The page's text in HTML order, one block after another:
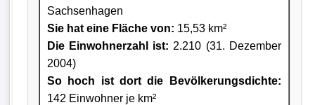
Sachsenhagen
Sie hat eine Fläche von: 15,53 km²
Die Einwohnerzahl ist: 2.210 (31. Dezember
2004)
So hoch ist dort die Bevölkerungsdichte:
142 Einwohner je km²